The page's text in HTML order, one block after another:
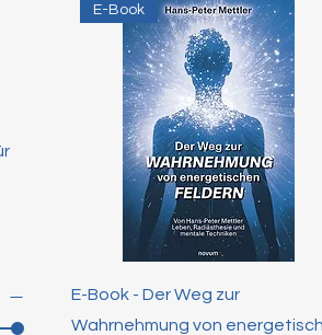
E-Book
E-Book - Der Weg zur
Wahrnehmung von